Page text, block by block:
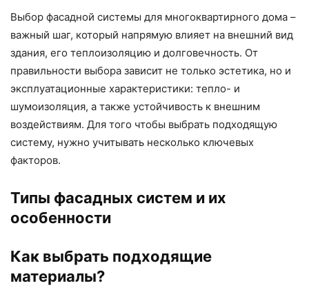
Выбор фасадной системы для многоквартирного дома –
важный шаг, который напрямую влияет на внешний вид
здания, его теплоизоляцию и долговечность. От
правильности выбора зависит не только эстетика, но и
эксплуатационные характеристики: тепло- и
шумоизоляция, а также устойчивость к внешним
воздействиям. Для того чтобы выбрать подходящую
систему, нужно учитывать несколько ключевых
факторов.
Типы фасадных систем и их
особенности
Как выбрать подходящие
материалы?